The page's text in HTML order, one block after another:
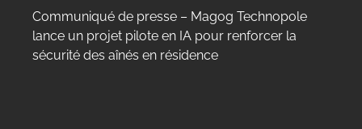
Communiqué de presse – Magog Technopole
lance un projet pilote en IA pour renforcer la
sécurité des aînés en résidence